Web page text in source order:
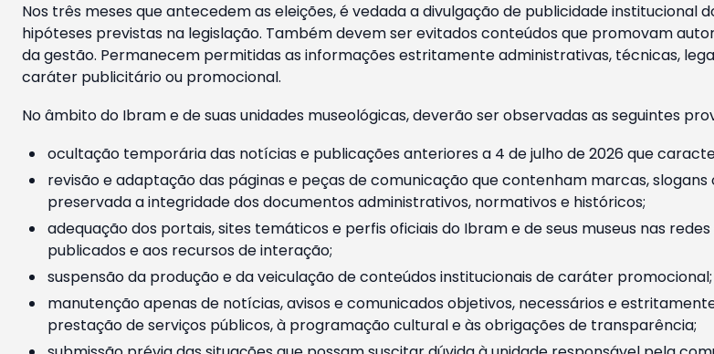
Nos três meses que antecedem as eleições, é vedada a divulgação de publicidade institucional
hipóteses previstas na legislação. Também devem ser evitados conteúdos que promovam
da gestão. Permanecem permitidas as informações estritamente administrativas, técnicas,
caráter publicitário ou promocional.
No âmbito do Ibram e de suas unidades museológicas, deverão ser observadas as seguintes
ocultação temporária das notícias e publicações anteriores a 4 de julho de 2026 que
revisão e adaptação das páginas e peças de comunicação que contenham marcas,
preservada a integridade dos documentos administrativos, normativos e históricos;
adequação dos portais, sites temáticos e perfis oficiais do Ibram e de seus museus nas
publicados e aos recursos de interação;
suspensão da produção e da veiculação de conteúdos institucionais de caráter promocional;
manutenção apenas de notícias, avisos e comunicados objetivos, necessários e
prestação de serviços públicos, à programação cultural e às obrigações de transparência;